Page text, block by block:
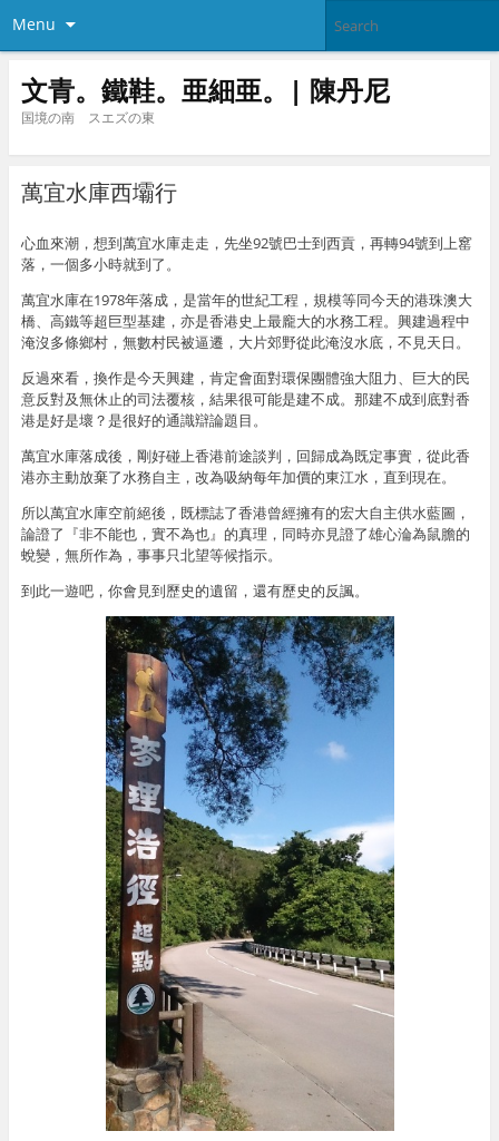
Menu
文青。鐵鞋。亜細亜。| 陳丹尼
国境の南 スエズの東
萬宜水庫西壩行
心血來潮，想到萬宜水庫走走，先坐92號巴士到西貢，再轉94號到上窰
落，一個多小時就到了。
萬宜水庫在1978年落成，是當年的世紀工程，規模等同今天的港珠澳大
橋、高鐵等超巨型基建，亦是香港史上最龐大的水務工程。興建過程中
淹沒多條鄉村，無數村民被逼遷，大片郊野從此淹沒水底，不見天日。
反過來看，換作是今天興建，肯定會面對環保團體強大阻力、巨大的民
意反對及無休止的司法覆核，結果很可能是建不成。那建不成到底對香
港是好是壞？是很好的通識辯論題目。
萬宜水庫落成後，剛好碰上香港前途談判，回歸成為既定事實，從此香
港亦主動放棄了水務自主，改為吸納每年加價的東江水，直到現在。
所以萬宜水庫空前絕後，既標誌了香港曾經擁有的宏大自主供水藍圖，
論證了『非不能也，實不為也』的真理，同時亦見證了雄心淪為鼠膽的
蛻變，無所作為，事事只北望等候指示。
到此一遊吧，你會見到歷史的遺留，還有歷史的反諷。